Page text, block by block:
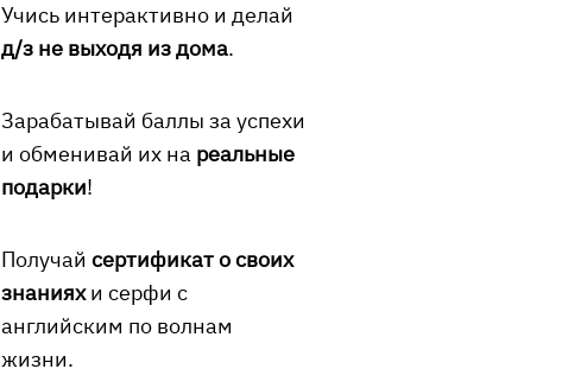
Учись интерактивно и делай
д/з не выходя из дома.
Зарабатывай баллы за успехи
и обменивай их на реальные
подарки!
Получай сертификат о своих
знанияхи серфи с
английским по волнам
жизни.